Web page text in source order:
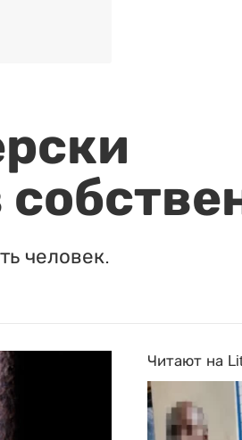
человек.
Читают на